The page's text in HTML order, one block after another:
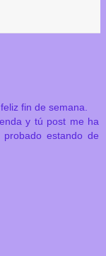
fin de semana.
y tú post me ha
estando de